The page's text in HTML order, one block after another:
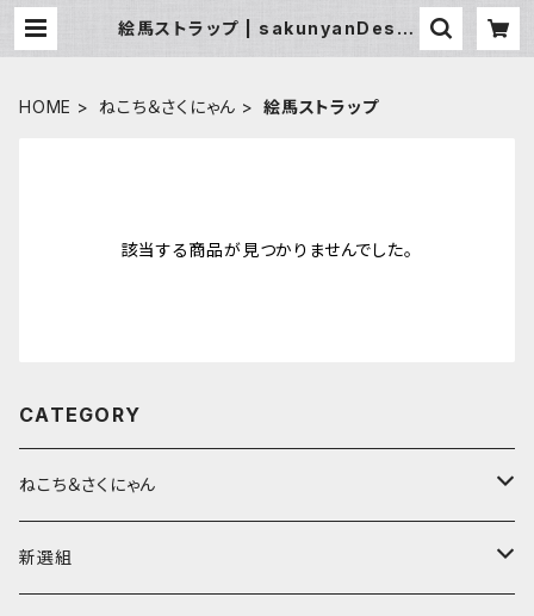
絵馬ストラップ | sakunyanDesig
HOME ねこち＆さくにゃん 絵馬ストラップ
該当する商品が見つかりませんでした。
CATEGORY
ねこち＆さくにゃん
缶バッジ
新選組